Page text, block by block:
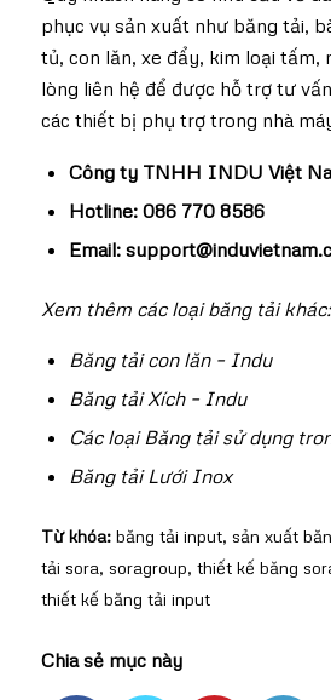
phục vụ sản xuất như băng tải,
tủ, con lăn, xe đẩy, kim loại tấm,
lòng liên hệ để được hỗ trợ tư
các thiết bị phụ trợ trong nhà
Công ty TNHH INDU Việt
Hotline: 086 770 8586
Email:
Xem thêm các loại băng tải khác:
Băng tải con lăn – Indu
Băng tải Xích – Indu
Các loại Băng tải sử dụng
Băng tải Lưới Inox
Từ khóa: băng tải input, sản xuất
tải sora, soragroup, thiết kế băng
thiết kế băng tải input
Chia sẻ mục này